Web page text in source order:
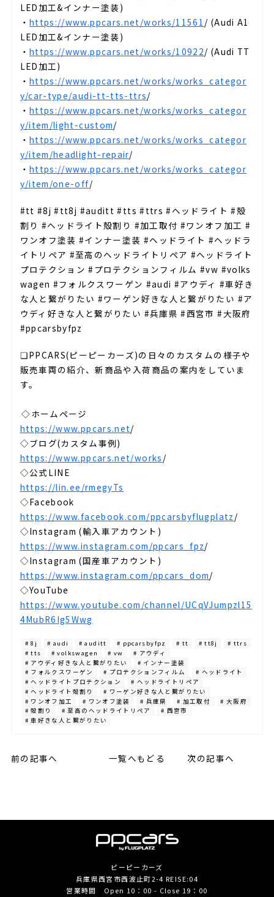
LED加工&インナー塗装)
・ https://www.ppcars.net/works/11561 / (Audi A1
LED加工&インナー塗装)
・ https://www.ppcars.net/works/10922/ (Audi TT
LED加工)
・ https://www.ppcars.net/works/works_categor
y/car-type/audi-tt-tts-ttrs/
・ https://www.ppcars.net/works/works_categor
y/item/light-custom/
・ https://www.ppcars.net/works/works_categor
y/item/headlight-repair/
・ https://www.ppcars.net/works/works_categor
y/item/one-off/
#tt #8j #tt8j #auditt #tts #ttrs #ヘッドライト #殻
割り #ヘッドライト殻割り #加工取付 #ワンオフ加工 #
ワンオフ塗装 #インナー塗装 #ヘッドライト #ヘッドラ
イトリペア #至高のヘッドライトリペア #ヘッドライト
プロテクション #プロテクションフィルム #vw #volks
wagen #フォルクスワーゲン #audi #アウディ #車好き
な人と繋がりたい #ワーゲン好きな人と繋がりたい #ア
ウディ好きな人と繋がりたい #兵庫県 #西宮市 #大阪府
#ppcarsbyfpz
❏PPCARS(ピーピーカーズ)の日々のカスタムの様子や
販売車両の紹介、新商品や入荷商品の案内をしていま
す。⁣⁣⁡
⁣⁣◇ホームページ⁡
https://www.ppcars.net/
◇ブログ(カスタム事例)⁡
https://www.ppcars.net/works /
◇公式LINE
https://lin.ee/rmegyTs
◇Facebook⁡
https://www.facebook.com/ppcarsbyflugplatz /
◇Instagram (輸入車アカウント)⁡
https://www.instagram.com/ppcars_fpz/
◇Instagram (国産車アカウント)⁡
https://www.instagram.com/ppcars_dom/
◇YouTube⁡
https://www.youtube.com/channel/UCqVJumpzl15
4MubR6Ig5Wwg
# 8j # audi # auditt # ppcarsbyfpz # tt # tt8j
# ttrs
# tts
# volkswagen # vw
# アウディ
# アウディ好きな人と繋がりたい
# インナー塗装
# フォルクスワーゲン
# プロテクションフィルム
# ヘッドライト
# ヘッドライトプロテクション
# ヘッドライトリペア
# ヘッドライト殻割り
# ワーゲン好きな人と繋がりたい
# ワンオフ加工
# ワンオフ塗装 # 兵庫県 # 加工取付
# 大阪府
# 殻割り
# 至高のヘッドライトリペア
# 西宮市
# 車好きな人と繋がりたい
前の記事へ 次の記事へ
一覧へもどる
ピーピーカーズ
兵庫県西宮市西波止町2-4 REISE:04
営業時間 Open 10：00 - Close 19：00